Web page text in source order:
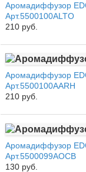
Аромадиффузор
Арт.5500100ALTO
210 руб.
Аромадиффузор
Арт.5500100AARH
210 руб.
Аромадиффузор
Арт.5500099AOCB
130 руб.